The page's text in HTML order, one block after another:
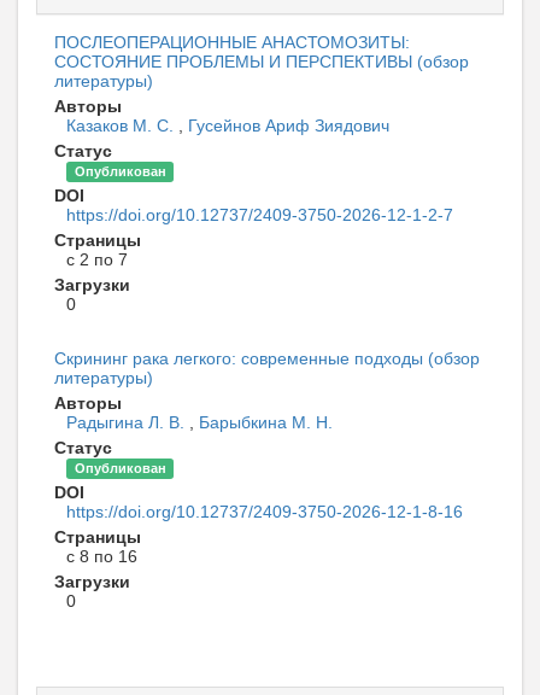
ПОСЛЕОПЕРАЦИОННЫЕ АНАСТОМОЗИТЫ:
СОСТОЯНИЕ ПРОБЛЕМЫ И ПЕРСПЕКТИВЫ (обзор
литературы)
Авторы
Казаков М. С.
Гусейнов Ариф Зиядович
Статус
Опубликован
DOI
https://doi.org/10.12737/2409-3750-2026-12-1-2-7
Страницы
с 2 по 7
Загрузки
0
Скрининг рака легкого: современные подходы (обзор
литературы)
Авторы
Радыгина Л. В.
Барыбкина М. Н.
Статус
Опубликован
DOI
https://doi.org/10.12737/2409-3750-2026-12-1-8-16
Страницы
с 8 по 16
Загрузки
0